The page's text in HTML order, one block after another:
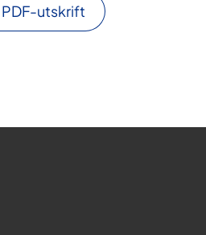
PDF-utskrift